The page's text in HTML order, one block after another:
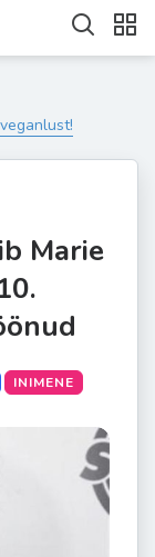
Marie
INIMENE